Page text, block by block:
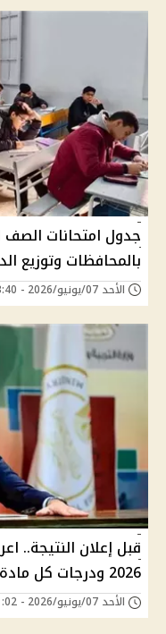
بالمحافظات وتوزيع
الأحد 07/يونيو/2026 - 03:40 م
قبل إعلان النتيجة..
2026 ودرجات كل مادة في الترم الثاني
الأحد 07/يونيو/2026 - 01:02 م